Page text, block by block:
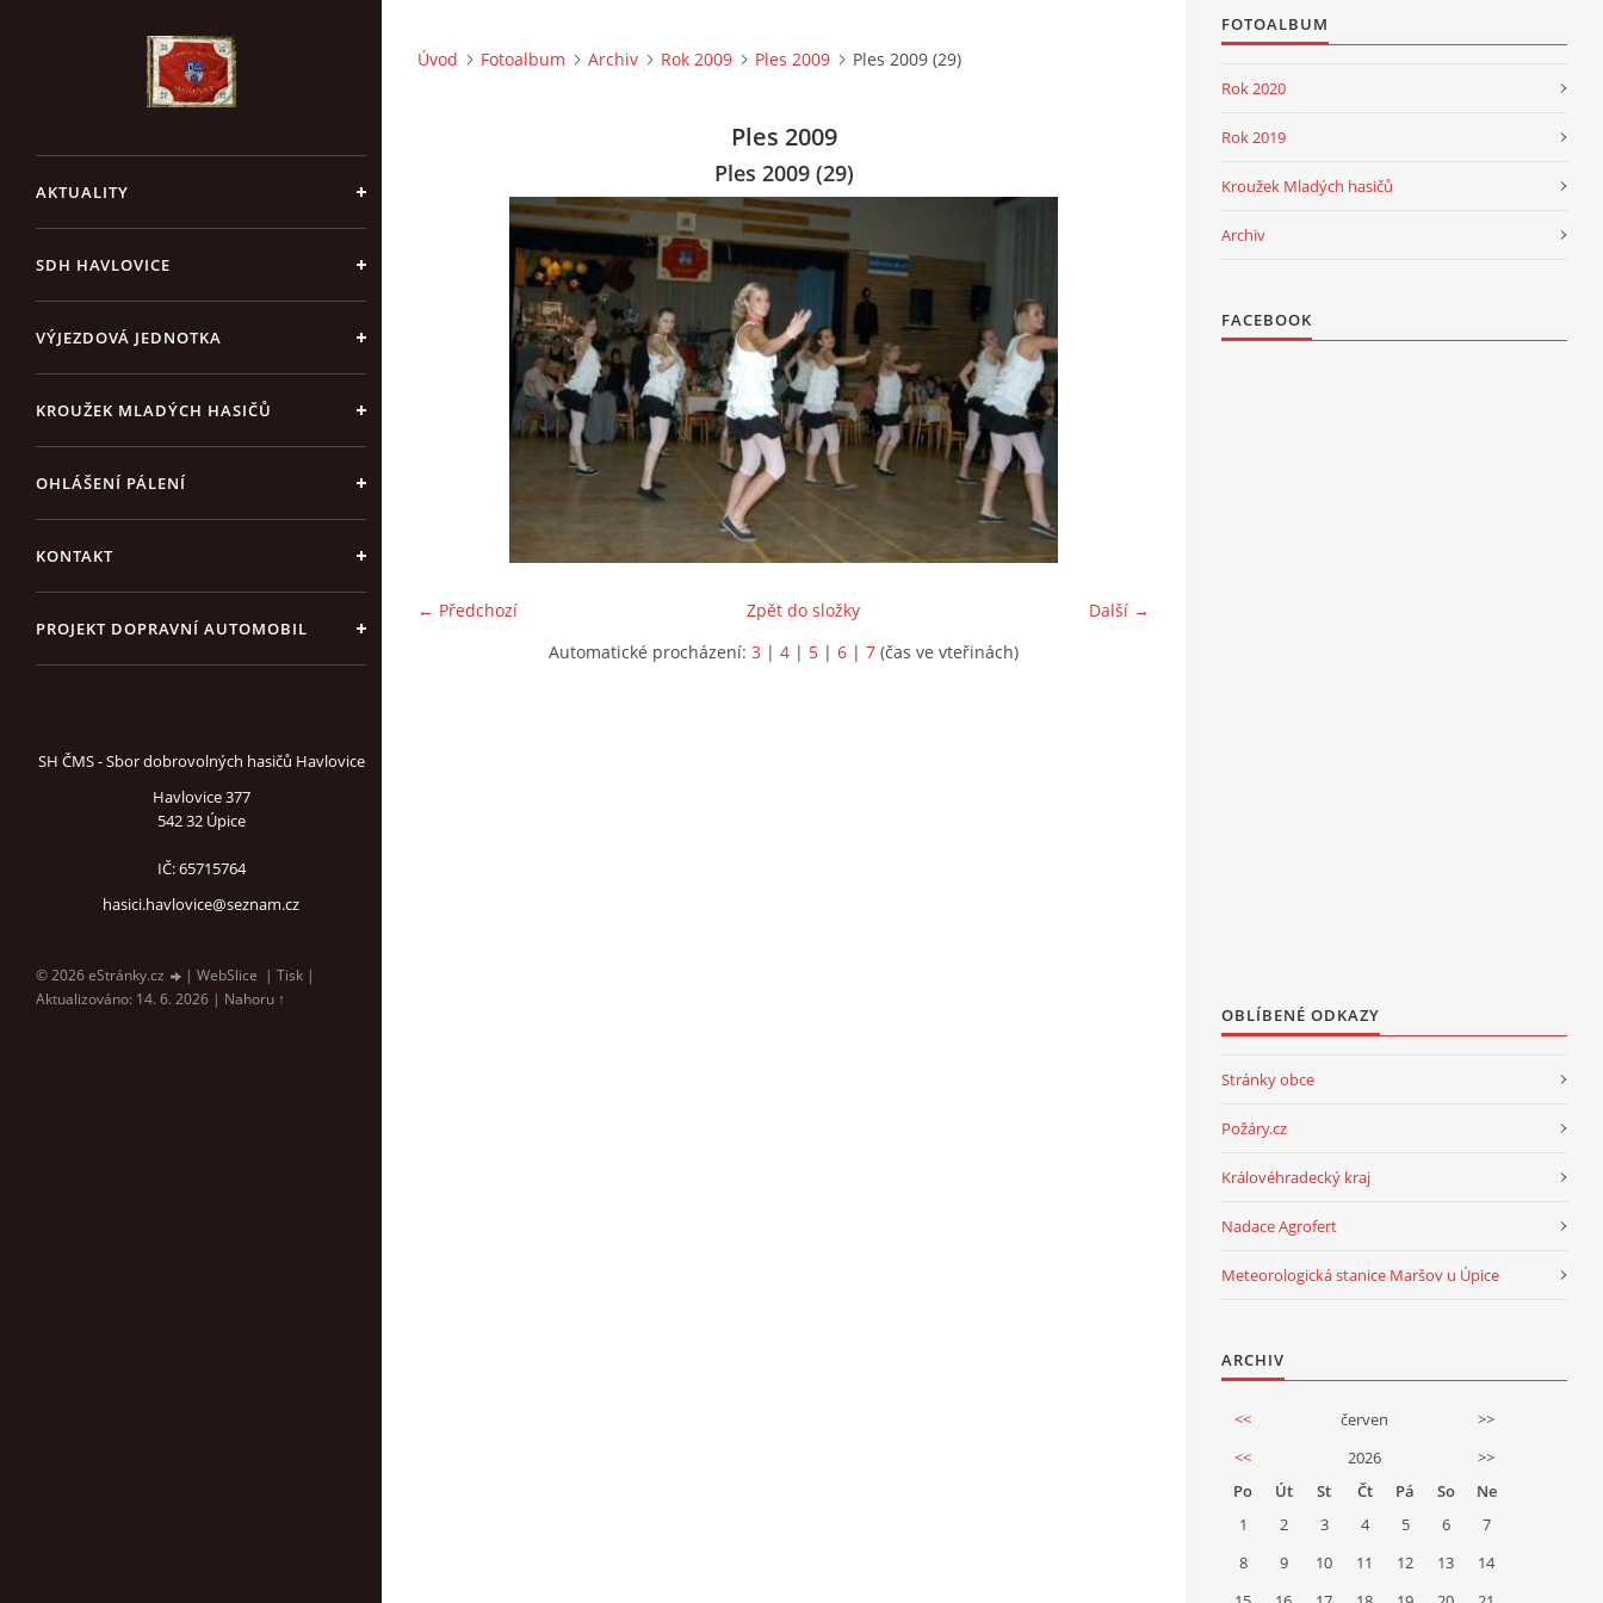
AKTUALITY
SDH HAVLOVICE
VÝJEZDOVÁ JEDNOTKA
KROUŽEK MLADÝCH HASIČŮ
OHLÁŠENÍ PÁLENÍ
KONTAKT
PROJEKT DOPRAVNÍ AUTOMOBIL
SH ČMS - Sbor dobrovolných hasičů Havlovice
Havlovice 377
542 32 Úpice
IČ: 65715764
hasici.havlovice@seznam.cz
© 2026 eStránky.cz | WebSlice | Tisk |
Aktualizováno: 14. 6. 2026 | Nahoru ↑
Úvod Fotoalbum Archiv Rok 2009 Ples 2009 Ples 2009 (29)
Ples 2009
Ples 2009 (29)
← Předchozí Další →
Zpět do složky
Automatické procházení: 3 | 4 | 5 | 6 | 7 (čas ve vteřinách)
FOTOALBUM
Rok 2020
Rok 2019
Kroužek Mladých hasičů
Archiv
FACEBOOK
OBLÍBENÉ ODKAZY
Stránky obce
Požáry.cz
Královéhradecký kraj
Nadace Agrofert
Meteorologická stanice Maršov u Úpice
ARCHIV
<< červen
>>
<<
2026
>>
Po
Út St Čt Pá So
Ne
1
2 3 4 5 6
7
8
9 10 11 12 13
14